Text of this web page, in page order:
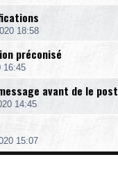
18:58
préconisé
16:45
avant de le
14:45
15:07